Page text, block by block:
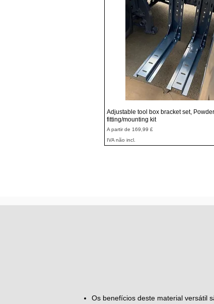
Visualização rápida
Adjustable tool box bracket set,
fitting/mounting kit
A partir de 169,99 £
Preço promocional
IVA não incl.
Os benefícios deste material versátil